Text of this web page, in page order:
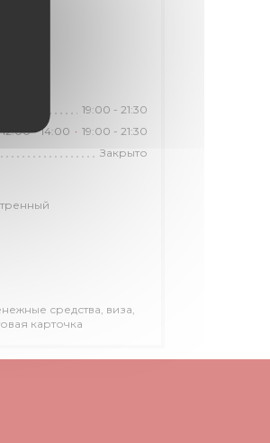
19:00 - 21:30
12:00 - 14:00 • 19:00 - 21:30
Закрыто
средства, виза,
карточка